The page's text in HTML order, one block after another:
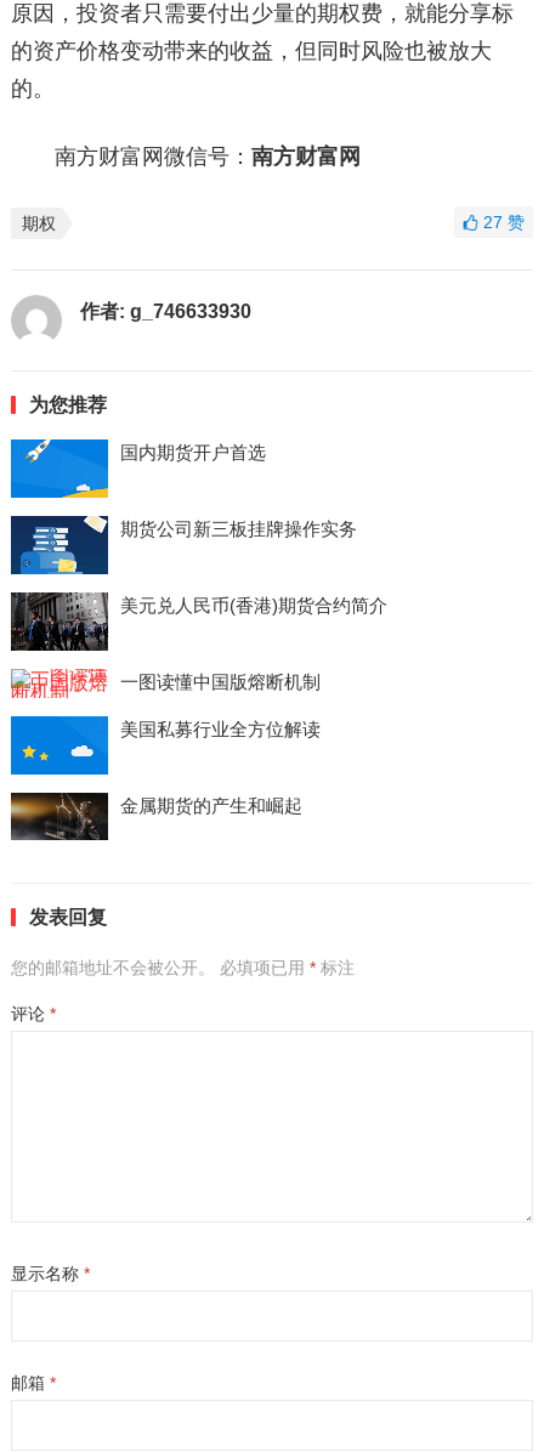
原因，投资者只需要付出少量的期权费，就能分享标
的资产价格变动带来的收益，但同时风险也被放大
的。
南方财富网微信号： 南方财富网
期权 27赞
作者: g_746633930
为您推荐
国内期货开户首选
期货公司新三板挂牌操作实务
美元兑人民币(香港)期货合约简介
一图读懂中国版熔断机制
美国私募行业全方位解读
金属期货的产生和崛起
发表回复
您的邮箱地址不会被公开。 必填项已用 *标注
评论 *
显示名称 *
邮箱 *